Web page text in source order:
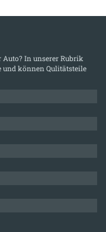
Auto? In unserer Rubrik
und können Qulitätsteile